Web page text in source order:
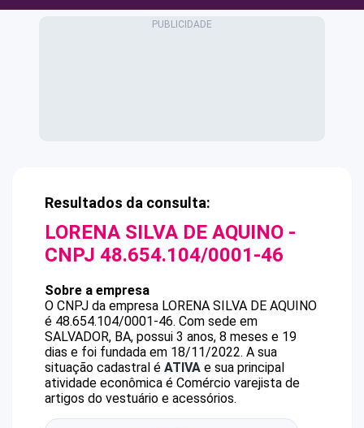
Resultados da consulta:
LORENA SILVA DE AQUINO -
CNPJ 48.654.104/0001-46
Sobre a empresa
O CNPJ da empresa LORENA SILVA DE AQUINO
é 48.654.104/0001-46. Com sede em
SALVADOR, BA, possui 3 anos, 8 meses e 19
dias e foi fundada em 18/11/2022. A sua
situação cadastral é ATIVA e sua principal
atividade econômica é Comércio varejista de
artigos do vestuário e acessórios.